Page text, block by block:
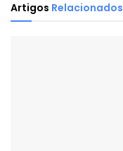
Artigos Relacionados